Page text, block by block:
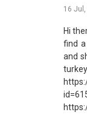
16
Hi
find
and